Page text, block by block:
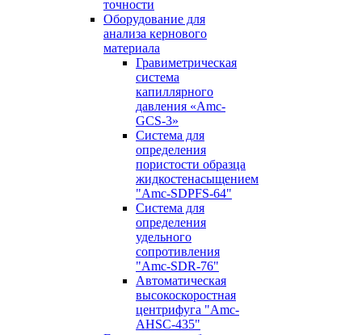
точности
Оборудование для
анализа кернового
материала
Гравиметрическая
система
капиллярного
давления «Amc-
GCS-3»
Система для
определения
пористости образца
жидкостенасыщением
"Amc-SDPFS-64"
Система для
определения
удельного
сопротивления
"Amc-SDR-76"
Автоматическая
высокоскоростная
центрифуга "Amc-
AHSC-435"